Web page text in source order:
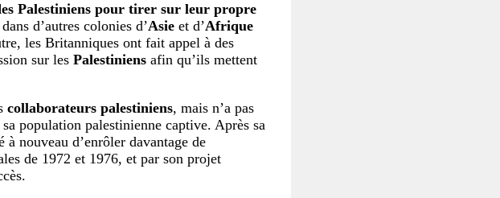
Palestiniens pour tirer sur leur propre
d’autres colonies d’Asie et d’Afrique
les Britanniques ont fait appel à des
sur les Palestiniens afin qu’ils mettent
collaborateurs palestiniens, mais n’a pas
population palestinienne captive. Après sa
à nouveau d’enrôler davantage de
de 1972 et 1976, et par son projet